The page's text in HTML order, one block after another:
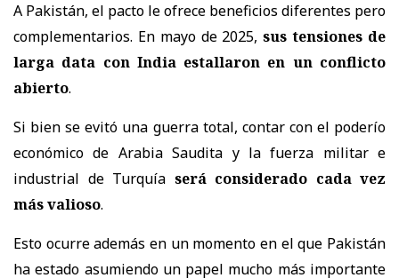
A Pakistán, el pacto le ofrece beneficios diferentes pero
complementarios. En mayo de 2025,sus tensiones de
larga data con India estallaron en un conflicto
abierto.
Si bien se evitó una guerra total, contar con el poderío
económico de Arabia Saudita y la fuerza militar e
industrial de Turquía será considerado cada vez
más valioso.
Esto ocurre además en un momento en el que Pakistán
ha estado asumiendo un papel mucho más importante